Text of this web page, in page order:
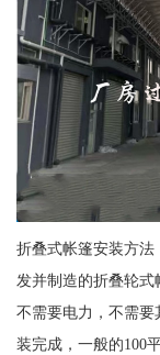
折叠式帐篷安装方
发并制造的折叠轮
不需要电力，不需
装完成，一般的100